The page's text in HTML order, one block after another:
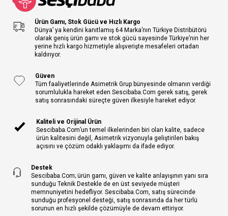
Ürün Gamı, Stok Gücü ve Hızlı Kargo
Dünya’ ya kendini kanıtlamış 64 Marka’nın Türkiye Distribütörü
olarak geniş ürün gamı ve stok gücü sayesinde Türkiye’nin her
yerine hızlı kargo hizmetiyle alışverişte mesafeleri ortadan
kaldırıyor.
Güven
Tüm faaliyetlerinde Asimetrik Grup bünyesinde olmanın verdiği
sorumlulukla hareket eden Sescibaba.Com gerek satış, gerek
satış sonrasındaki süreçte güven ilkesiyle hareket ediyor.
Kaliteli ve Orijinal Ürün
Sescibaba.Com’un temel ilkelerinden biri olan kalite, sadece
ürün kalitesini değil, Asimetrik vizyonuyla geliştirilen bakış
açısını ve çözüm odaklı yaklaşımı da ifade ediyor.
Destek
Sescibaba.Com; ürün gamı, güven ve kalite anlayışının yanı sıra
sunduğu Teknik Destekle de en üst seviyede müşteri
memnuniyetini hedefliyor. Sescibaba.Com, satış sürecinde
sunduğu profesyonel desteği, satış sonrasında da her türlü
sorunun en hızlı şekilde çözümüyle de devam ettiriyor.